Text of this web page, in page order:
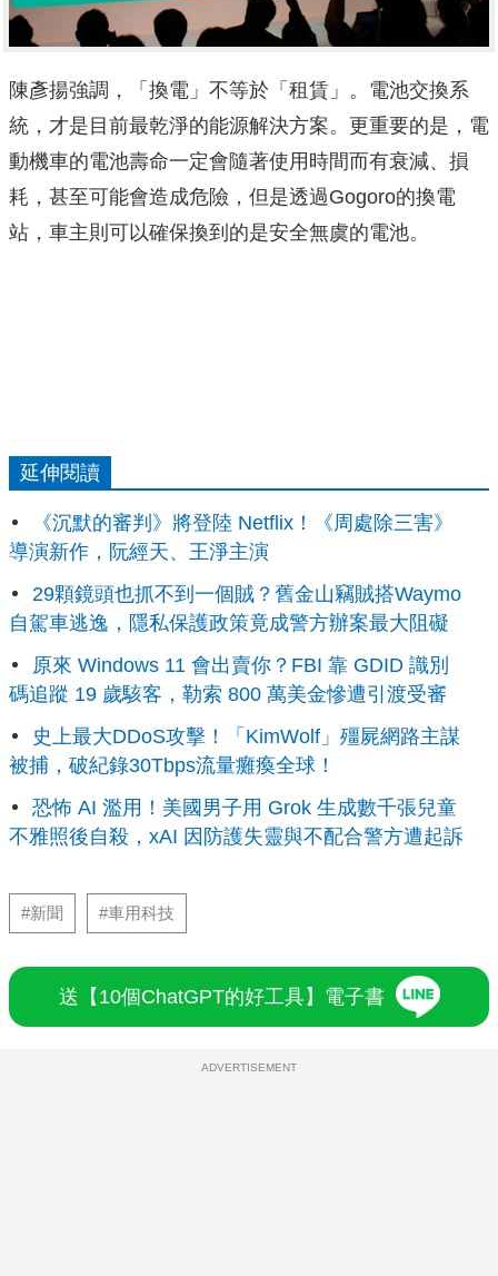
陳彥揚強調，「換電」不等於「租賃」。電池交換系
統，才是目前最乾淨的能源解決方案。更重要的是，電
動機車的電池壽命一定會隨著使用時間而有衰減、損
耗，甚至可能會造成危險，但是透過Gogoro的換電
站，車主則可以確保換到的是安全無虞的電池。
延伸閱讀
《沉默的審判》將登陸 Netflix！《周處除三害》
導演新作，阮經天、王淨主演
29顆鏡頭也抓不到一個賊？舊金山竊賊搭Waymo
自駕車逃逸，隱私保護政策竟成警方辦案最大阻礙
原來 Windows 11 會出賣你？FBI 靠 GDID 識別
碼追蹤 19 歲駭客，勒索 800 萬美金慘遭引渡受審
史上最大DDoS攻擊！「KimWolf」殭屍網路主謀
被捕，破紀錄30Tbps流量癱瘓全球！
恐怖 AI 濫用！美國男子用 Grok 生成數千張兒童
不雅照後自殺，xAI 因防護失靈與不配合警方遭起訴
#新聞 #車用科技
送【10個ChatGPT的好工具】電子書
ADVERTISEMENT